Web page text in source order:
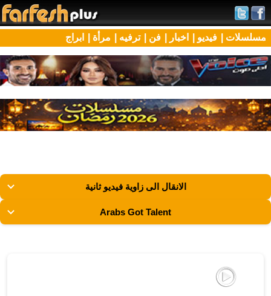
مسلسلات | فيديو | اخبار | فن | ترفيه | مرأة | ابراج